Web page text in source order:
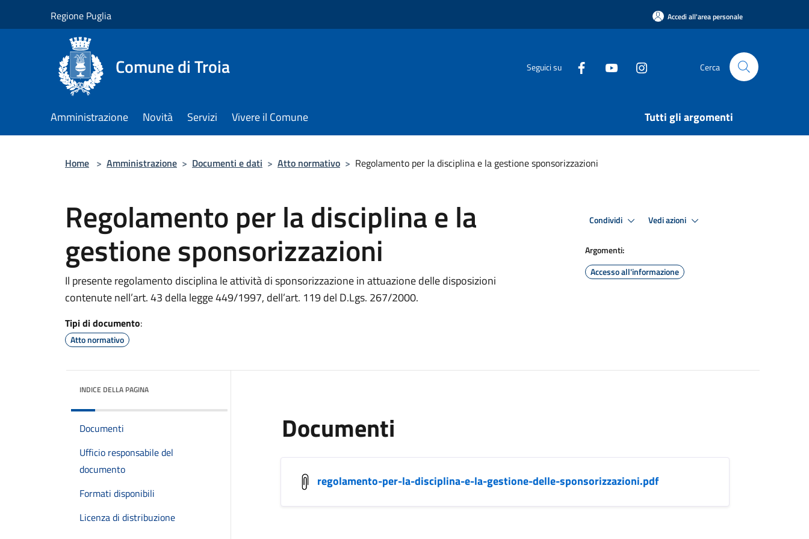
Regione Puglia Accedi all'area personale
Comune di Troia Seguici su Cerca
Amministrazione Novità Servizi Vivere il Comune Tutti gli argomenti
Home > Amministrazione > Documenti e dati > Atto normativo > Regolamento per la disciplina e la gestione sponsorizzazioni
Regolamento per la disciplina e la
gestione sponsorizzazioni
Il presente regolamento disciplina le attività di sponsorizzazione in attuazione delle disposizioni
contenute nell’art. 43 della legge 449/1997, dell’art. 119 del D.Lgs. 267/2000.
Tipi di documento:
Atto normativo
Condividi Vedi azioni
Argomenti:
Accesso all'informazione
INDICE DELLA PAGINA
Documenti
Ufficio responsabile del
documento
Formati disponibili
Licenza di distribuzione
Documenti
regolamento-per-la-disciplina-e-la-gestione-delle-sponsorizzazioni.pdf